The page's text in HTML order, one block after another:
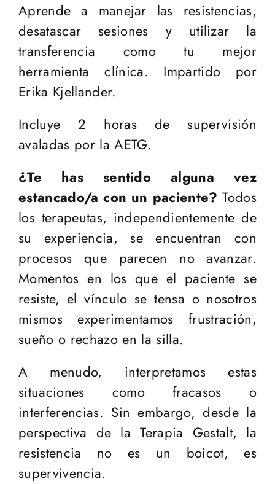
Aprende a manejar las resistencias,
desatascar sesiones y utilizar la
transferencia como tu mejor
herramienta clínica. Impartido por
Erika Kjellander.
Incluye 2 horas de supervisión
avaladas por la AETG.
¿Te has sentido alguna vez
estancado/a con un paciente? Todos
los terapeutas, independientemente de
su experiencia, se encuentran con
procesos que parecen no avanzar.
Momentos en los que el paciente se
resiste, el vínculo se tensa o nosotros
mismos experimentamos frustración,
sueño o rechazo en la silla.
A menudo, interpretamos estas
situaciones como fracasos o
interferencias. Sin embargo, desde la
perspectiva de la Terapia Gestalt, la
resistencia no es un boicot, es
supervivencia.